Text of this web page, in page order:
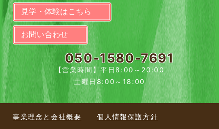
見学・体験はこちら
お問い合わせ
050-1580-7691
【営業時間】平日8:00～20:00
土曜日8:00～18:00
事業理念と会社概要 個人情報保護方針